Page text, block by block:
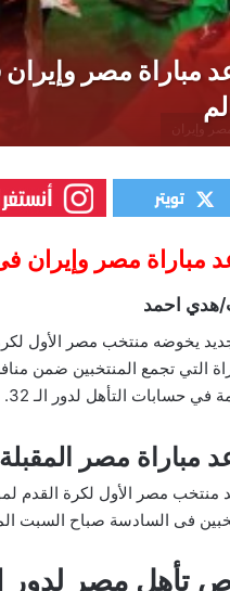
مباراة مصر وإيران
هدي احمد
يخوضه منتخب مصر الأول
في حسابات التأهل لدور الـ 32.
مباراة مصر
منتخب مصر الأول لكرة القدم
فى السادسة صباح السبت
تأهل مصر لدور الـ